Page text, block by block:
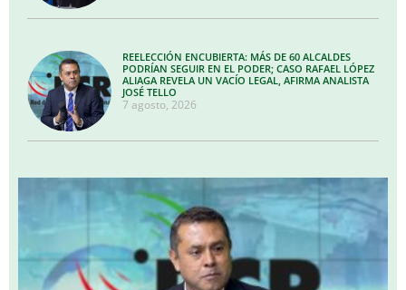
REELECCIÓN ENCUBIERTA: MÁS DE 60 ALCALDES
PODRÍAN SEGUIR EN EL PODER; CASO RAFAEL LÓPEZ
ALIAGA REVELA UN VACÍO LEGAL, AFIRMA ANALISTA
JOSÉ TELLO
7 agosto, 2026